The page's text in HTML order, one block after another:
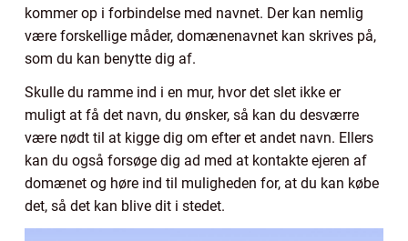
kommer op i forbindelse med navnet. Der kan nemlig
være forskellige måder, domænenavnet kan skrives på,
som du kan benytte dig af.
Skulle du ramme ind i en mur, hvor det slet ikke er
muligt at få det navn, du ønsker, så kan du desværre
være nødt til at kigge dig om efter et andet navn. Ellers
kan du også forsøge dig ad med at kontakte ejeren af
domænet og høre ind til muligheden for, at du kan købe
det, så det kan blive dit i stedet.